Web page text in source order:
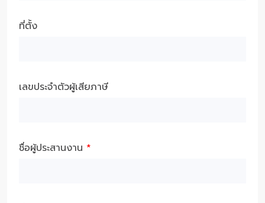
ที่ตั้ง
เลขประจำตัวผู้เสียภาษี
ชื่อผู้ประสานงาน *